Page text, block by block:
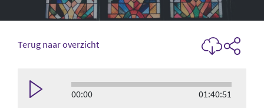
Terug naar overzicht
00:00 01:40:51